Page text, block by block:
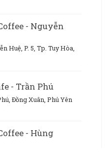
- Nguyễn
Huệ, P. 5, Tp. Tuy Hòa,
- Trần Phú
Đồng Xuân, Phú Yên
- Hùng